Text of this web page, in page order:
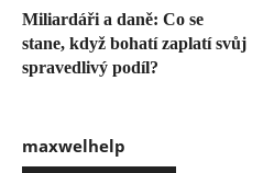
Miliardáři a daně: Co se
stane, když bohatí zaplatí svůj
spravedlivý podíl?
maxwelhelp